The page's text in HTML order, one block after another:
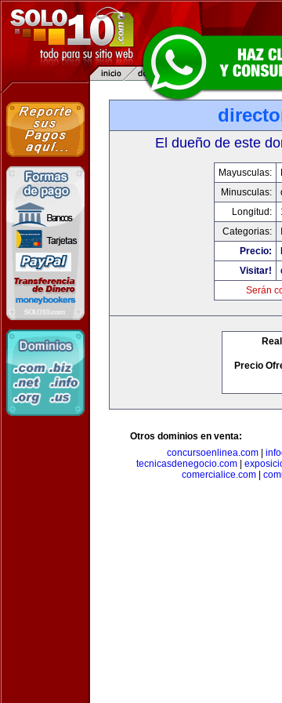
El dueño de este
Mayusculas:
Minusculas:
Longitud:
Categorias:
Precio:
Visitar!
Serán
Precio
Otros dominios en venta:
concursoenlinea.com|
tecnicasdenegocio.com
comercialice.com|